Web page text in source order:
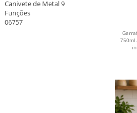
Canivete de Metal 9
Funções
06757